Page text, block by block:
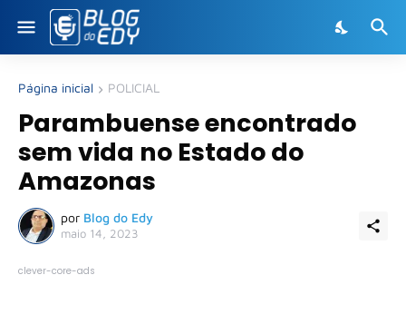
Página inicial POLICIAL
Parambuense encontrado
sem vida no Estado do
Amazonas
por Blog do Edy
maio 14, 2023
clever-core-ads